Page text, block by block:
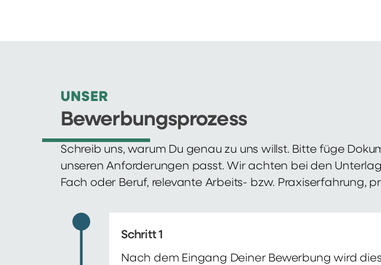
UNSER
Bewerbungsprozess
Schreib uns, warum Du genau zu uns willst. Bitte füge
unseren Anforderungen passt. Wir achten bei den
Fach oder Beruf, relevante Arbeits- bzw. Praxiserfahrung,
Schritt 1
Nach dem Eingang Deiner Bewerbung wird